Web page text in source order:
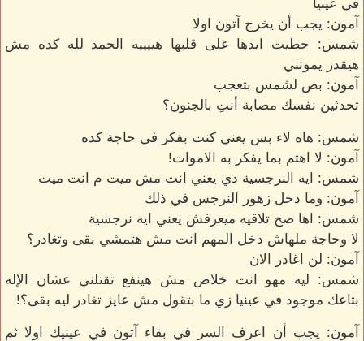
في عينيا
آمون: يجب أن يخرج آتون اولا
شمس: حطيت ايدها على قلبها هييييه الحمد لله كده مش
هيقدر يموتني
آمون: بص لشمس بتعجب
تحدثين نفسك مصابة أنتِ بالجنون؟
شمس: هاه لاء بس يعني كنت بفكر في حاجة كده
آمون: لا اهتم بما يفكر به الاموات!
شمس: ايه النرجسية دي يعني انت مش ميت م انت ميت
آمون: وما دخل زهور النرجس في ذلك
شمس: اها صح تلاقيه ميعرفش يعني ايه نرجسية
لا وحاجة ملهاش دخل المهم انت مش هتمشي بقى وتغادر؟
آمون: لن اغادر الان
شمس: ليه مهو انت خلاص مش هينفع تقتلني عشان الإله
بتاعك موجود في عينيا زي ما بتقول مش عايز تغادر ليه بقى؟!
آمون: يجب أن اعرف السر في بقاء آتون في عينيك اولا ثم